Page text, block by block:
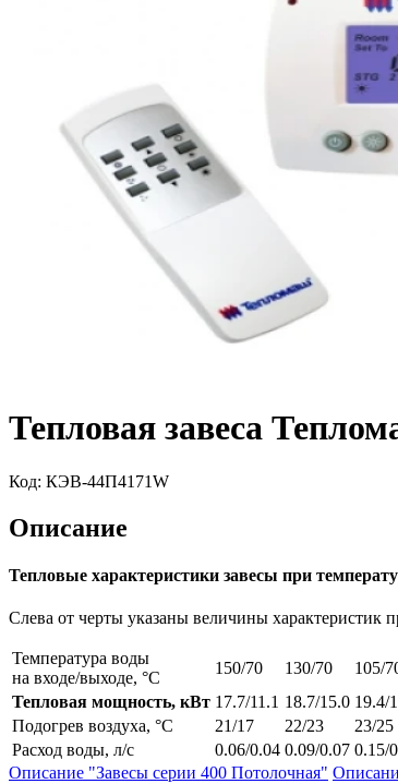
Тепловая завеса
Код: КЭВ-44П4171W
Описание
Тепловые характеристики завесы при
Слева от черты указаны величины характеристик
Температура воды
на входе/выходе, °С
150/70 130/70 105/
Тепловая мощность, кВт 17.7/11.1 18.7/15.0 19.4/
Подогрев воздуха, °С
21/17 22/23 23/25
Расход воды, л/с
0.06/0.04 0.09/0.07 0.15/
Описание "Завесы серии 400 Потолочная"